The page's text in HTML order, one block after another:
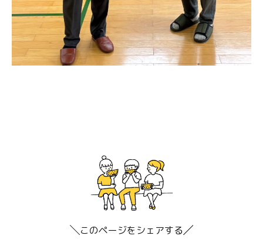
このページをシェアする